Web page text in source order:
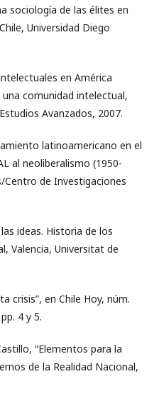
sociología de las élites en
Universidad Diego
en América
comunidad intelectual,
Avanzados, 2007.
latinoamericano en el
al neoliberalismo (1950-
Centro de Investigaciones
ideas. Historia de los
Valencia, Universitat de
crisis”, en Chile Hoy, núm.
4 y 5.
“Elementos para la
de la Realidad Nacional,